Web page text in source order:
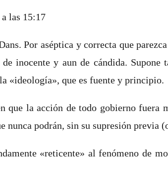
las 15:17
Por aséptica y correcta que
inocente y aun de cándida.
«ideología», que es fuente y principio.
que la acción de todo gobierno fuera
podrán, sin su supresión previa
«reticente» al fenómeno de